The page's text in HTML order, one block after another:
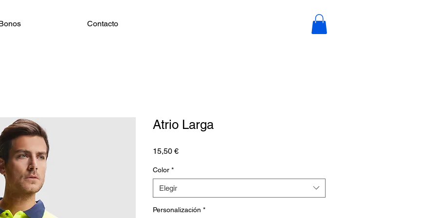
Contacto
Atrio Larga
15,50 €Precio
Color *
Elegir
Personalización *